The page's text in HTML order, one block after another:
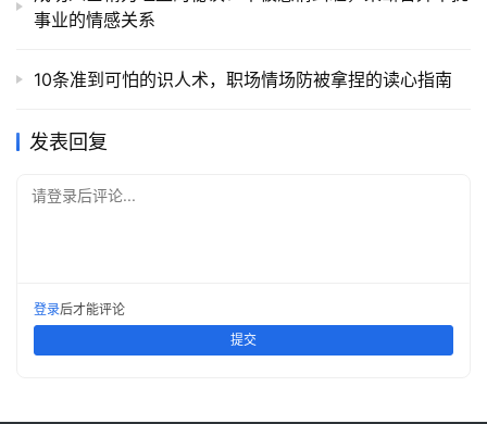
事业的情感关系
10条准到可怕的识人术，职场情场防被拿捏的读心指南
发表回复
请登录后评论...
登录后才能评论
提交